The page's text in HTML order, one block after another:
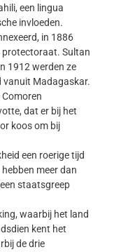
een lingua
invloeden.
in 1886
protectoraat. Sultan
1912 werden ze
vanuit Madagaskar.
dat er bij het
koos om bij
een roerige tijd
meer dan
staatsgreep
waarbij het land
kent het
de drie